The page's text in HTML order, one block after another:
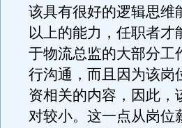
该具有很好的逻辑思维
以上的能力，任职者
于物流总监的大部分工
行沟通，而且因为该岗
资相关的内容，因此，
对较小。这一点从岗位